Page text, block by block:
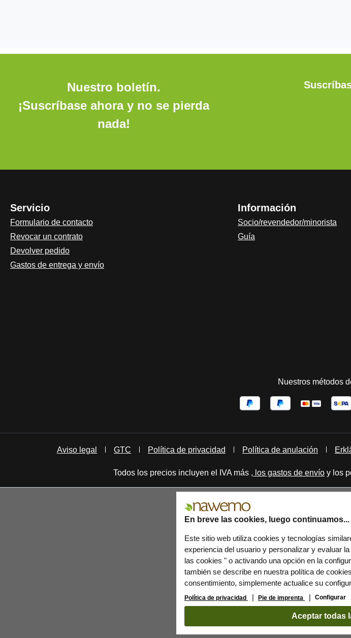
En breve las cookies, luego continuamos...
Este sitio web utiliza cookies y tecnologías
experiencia del usuario y personalizar y evaluar
las cookies " o activando una opción en la
también se describe en nuestra política de
consentimiento, simplemente actualice su
Política de privacidad Pie de imprenta Configurar
Aceptar todas
Nuestro boletín.
¡Suscríbase ahora y no se pierda
nada!
Servicio
Formulario de contacto
Revocar un contrato
Devolver pedido
Gastos de entrega y envío
Información
Socio/revendedor/minorista
Guía
Nuestros métodos
Aviso legal GTC Política de privacidad Política de anulación
Todos los precios incluyen el IVA más , los gastos de envío y los